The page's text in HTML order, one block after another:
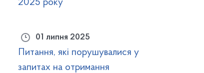
2025 року
01 липня 2025
Питання, які порушувалися у
запитах на отримання